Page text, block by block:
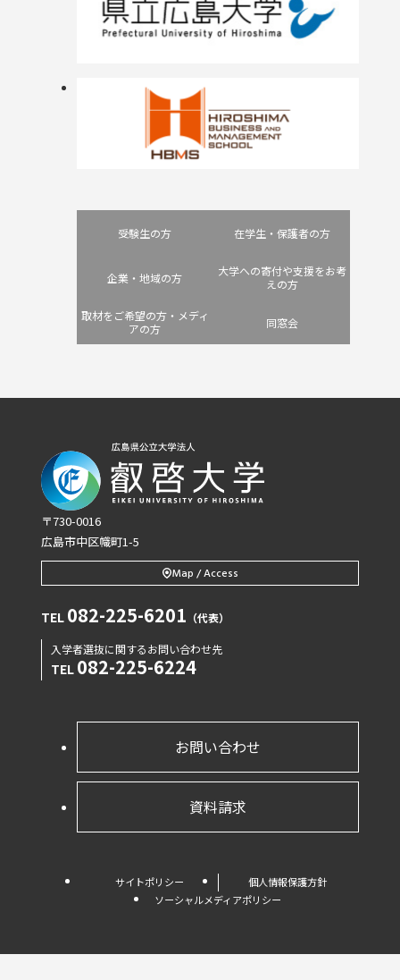
受験生の方 在学生・保護者の方
企業・地域の方
大学への寄付や支援をお考
えの方
取材をご希望の方・メディ
アの方
同窓会
〒730-0016
広島市中区幟町1-5
Map / Access
TEL 082-225-6201 （代表）
入学者選抜に関するお問い合わせ先
TEL 082-225-6224
お問い合わせ
資料請求
サイトポリシー
個人情報保護方針
ソーシャルメディアポリシー